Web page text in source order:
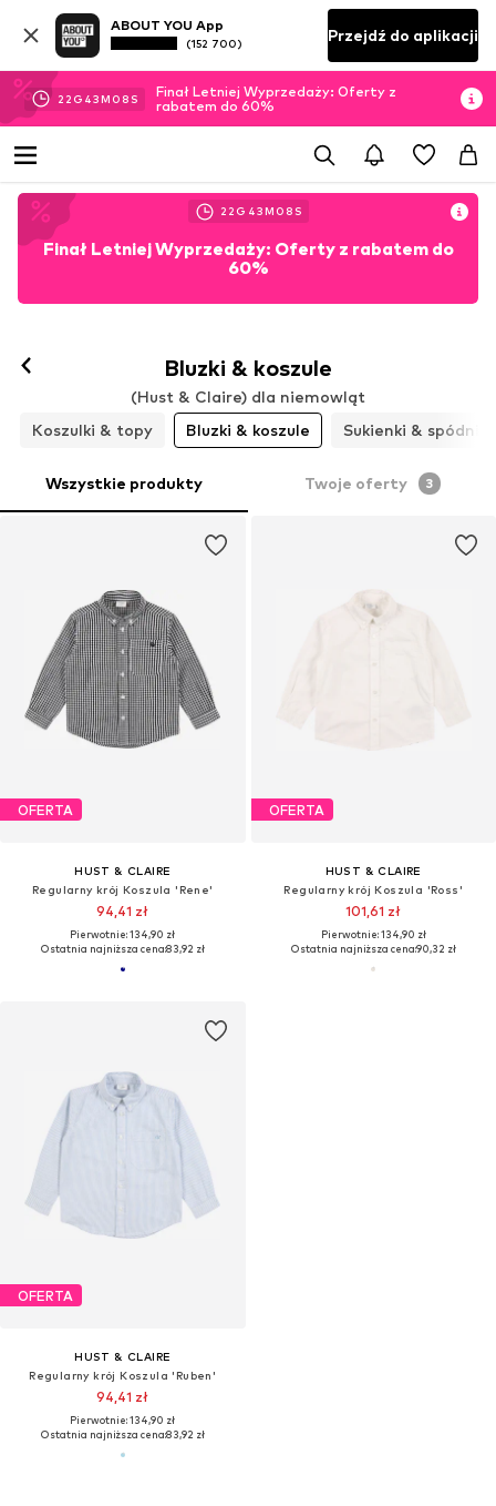
ABOUT YOU App
(152 700) Przejdź do aplikacji
22 G 43M 06 S
Finał Letniej Wyprzedaży: Oferty z
rabatem do 60%
22 G 43M 06 S
Finał Letniej Wyprzedaży: Oferty z rabatem do
60%
Bluzki & koszule
(Hust & Claire) dla niemowląt
Koszulki & topy
Bluzki & koszule Sukienki &
Wszystkie produkty Twoje oferty 3
OFERTA
HUST & CLAIRE
Regularny krój Koszula 'Rene'
94,41 zł
Pierwotnie: 134,90 zł
Ostatnia najniższa cena:83,92 zł
OFERTA
HUST & CLAIRE
Regularny krój Koszula 'Ross'
101,61 zł
Pierwotnie: 134,90 zł
Ostatnia najniższa cena:90,32 zł
OFERTA
HUST & CLAIRE
Regularny krój Koszula 'Ruben'
94,41 zł
Pierwotnie: 134,90 zł
Ostatnia najniższa cena:83,92 zł